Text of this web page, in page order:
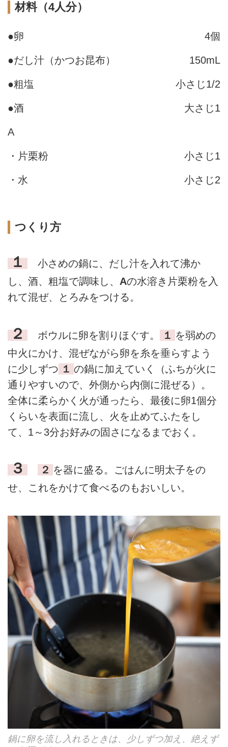
材料（4人分）
●卵 4個
●だし汁（かつお昆布） 150mL
●粗塩 小さじ1/2
●酒 大さじ1
A
・片栗粉 小さじ1
・水 小さじ2
つくり方
１
小さめの鍋に、だし汁を入れて沸か
し、酒、粗塩で調味し、 Aの水溶き片栗粉を入
れて混ぜ、とろみをつける。
２ ボウルに卵を割りほぐす。 １ を弱めの
中火にかけ、混ぜながら卵を糸を垂らすよう
に少しずつ １ の鍋に加えていく（ふちが火に
通りやすいので、外側から内側に混ぜる）。
全体に柔らかく火が通ったら、最後に卵1個分
くらいを表面に流し、火を止めてふたをし
て、1～3分お好みの固さになるまでおく。
３ ２ を器に盛る。ごはんに明太子をの
せ、これをかけて食べるのもおいしい。
鍋に卵を流し入れるときは、少しずつ加え、絶えず